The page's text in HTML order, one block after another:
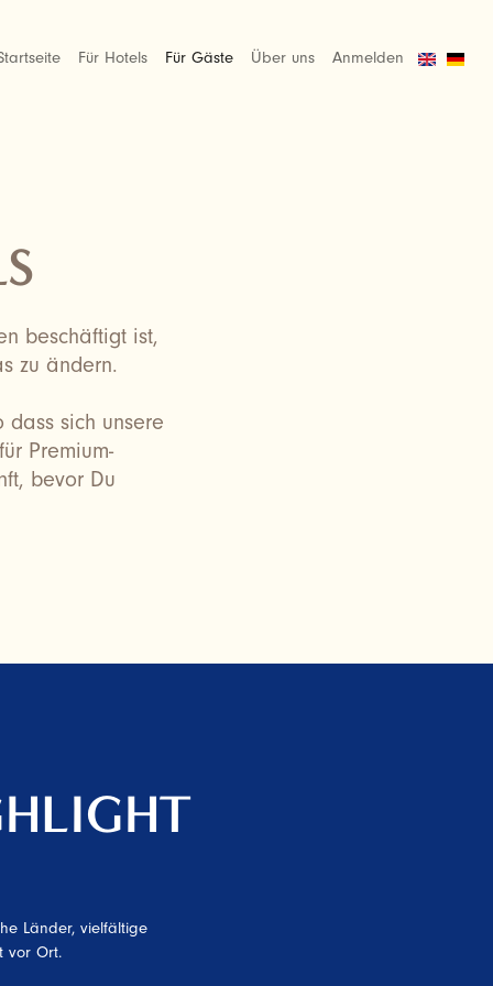
Für Hotels Für Gäste Über uns Anmelden
beschäftigt ist,
zu ändern.
sich unsere
Premium-
bevor Du
Länder, vielfältige
vor Ort.